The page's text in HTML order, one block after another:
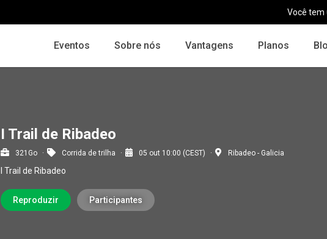
Você tem
Eventos Sobre nós Vantagens Planos
I Trail de Ribadeo
321Go Corrida de trilha 05 out 10:00 (CEST) Ribadeo - Galicia
I Trail de Ribadeo
Reproduzir Participantes